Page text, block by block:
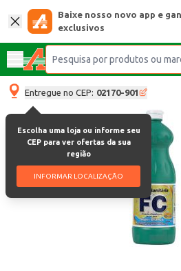
Baixe nosso novo app e
exclusivos
Entregue no CEP: 02170-901
Escolha uma loja ou informe seu
CEP para ver ofertas da sua
região
INFORMAR LOCALIZAÇÃO